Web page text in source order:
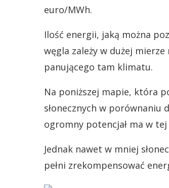
euro/MWh.
Ilość energii, jaką można
węgla zależy w dużej
panującego tam klimatu.
Na poniższej mapie, która
słonecznych w porównaniu
ogromny potencjał ma w
Jednak nawet w mniej
pełni zrekompensować